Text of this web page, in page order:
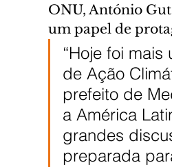
ONU, António
um papel de
“Hoje foi
de Ação
prefeito de
a América
grandes
preparada